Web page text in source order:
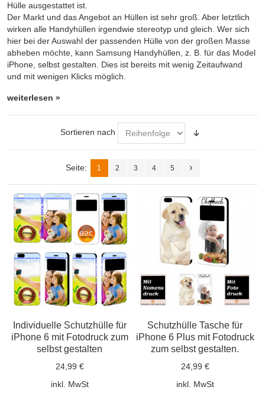
Hülle ausgestattet ist.
Der Markt und das Angebot an Hüllen ist sehr groß. Aber letztlich
wirken alle Handyhüllen irgendwie stereotyp und gleich. Wer sich
hier bei der Auswahl der passenden Hülle von der großen Masse
abheben möchte, kann Samsung Handyhüllen, z. B. für das Model
iPhone, selbst gestalten. Dies ist bereits mit wenig Zeitaufwand
und mit wenigen Klicks möglich.
weiterlesen »
Sortieren nach
Seite: 1 2 3 4 5
Individuelle Schutzhülle für
iPhone 6 mit Fotodruck zum
selbst gestalten
24,99 €
inkl. MwSt
Schutzhülle Tasche für
iPhone 6 Plus mit Fotodruck
zum selbst gestalten.
24,99 €
inkl. MwSt